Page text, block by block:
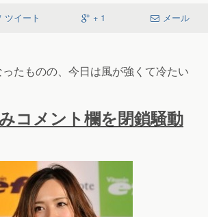
ツイート + 1 メール
たものの、今日は風が強くて冷たい
コメント欄を閉鎖騒動